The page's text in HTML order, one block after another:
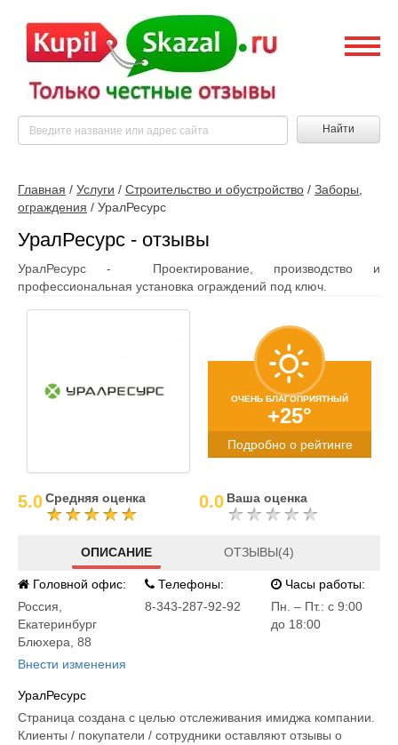
Найти
Главная / Услуги / Строительство и обустройство / Заборы,
ограждения / УралРесурс
УралРесурс - отзывы
УралРесурс - Проектирование, производство и
профессиональная установка ограждений под ключ.
ОЧЕНЬ БЛАГОПРИЯТНЫЙ
+25°
Подробно о рейтинге
5.0Средняя оценка 0.0 Ваша оценка
ОПИСАНИЕ ОТЗЫВЫ(4)
Головной офис:
Россия
Екатеринбург
Блюхера, 88
Внести изменения
Телефоны:
8-343-287-92-92
Часы работы:
Пн. – Пт.: с 9:00
до 18:00
УралРесурс
Страница создана с целью отслеживания имиджа компании.
Клиенты / покупатели / сотрудники оставляют отзывы о